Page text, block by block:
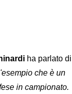
ha parlato di
che è un
in campionato.